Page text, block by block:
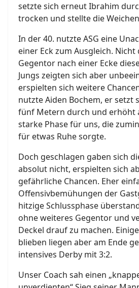
setzte sich erneut Ibrahim
trocken und stellte die
In der 40. nutzte ASG eine
einer Eck zum Ausgleich. Nicht
Gegentor nach einer Ecke
Jungs zeigten sich aber
erspielten sich weitere
nutzte Aiden Bochem, er setzt
fünf Metern durch und erhöht
starke Phase für uns, die
für etwas Ruhe sorgte.
Doch geschlagen gaben sich
absolut nicht, erspielten sich
gefährliche Chancen. Eher
Offensivbemühungen der
hitzige Schlussphase
ohne weiteres Gegentor und
Deckel drauf zu machen.
blieben liegen aber am Ende
intensives Derby mit 3:2.
Unser Coach sah einen